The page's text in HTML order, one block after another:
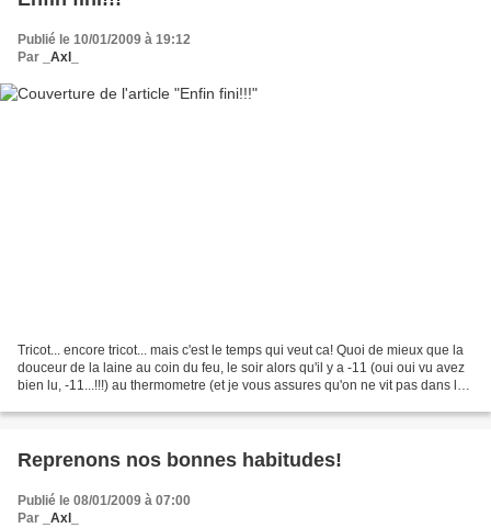
Publié le 10/01/2009 à 19:12
Par
_Axl_
Tricot... encore tricot... mais c'est le temps qui veut ca! Quoi de mieux que la
douceur de la laine au coin du feu, le soir alors qu'il y a -11 (oui oui vu avez
bien lu, -11...!!!) au thermometre (et je vous assures qu'on ne vit pas dans le
Reprenons nos bonnes habitudes!
Publié le 08/01/2009 à 07:00
Par
_Axl_